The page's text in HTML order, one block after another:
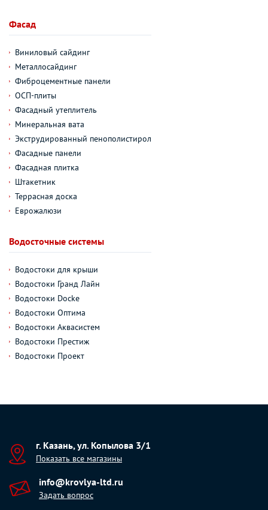
Фасад
Виниловый сайдинг
Металлосайдинг
Фиброцементные панели
ОСП-плиты
Фасадный утеплитель
Минеральная вата
Экструдированный пенополистирол
Фасадные панели
Фасадная плитка
Штакетник
Террасная доска
Еврожалюзи
Водосточные системы
Водостоки для крыши
Водостоки Гранд Лайн
Водостоки Docke
Водостоки Оптима
Водостоки Аквасистем
Водостоки Престиж
Водостоки Проект
г. Казань, ул. Копылова 3/1
Показать все магазины
info@krovlya-ltd.ru
Задать вопрос